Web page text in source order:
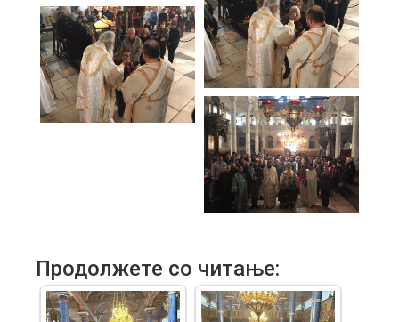
Продолжете со читање: